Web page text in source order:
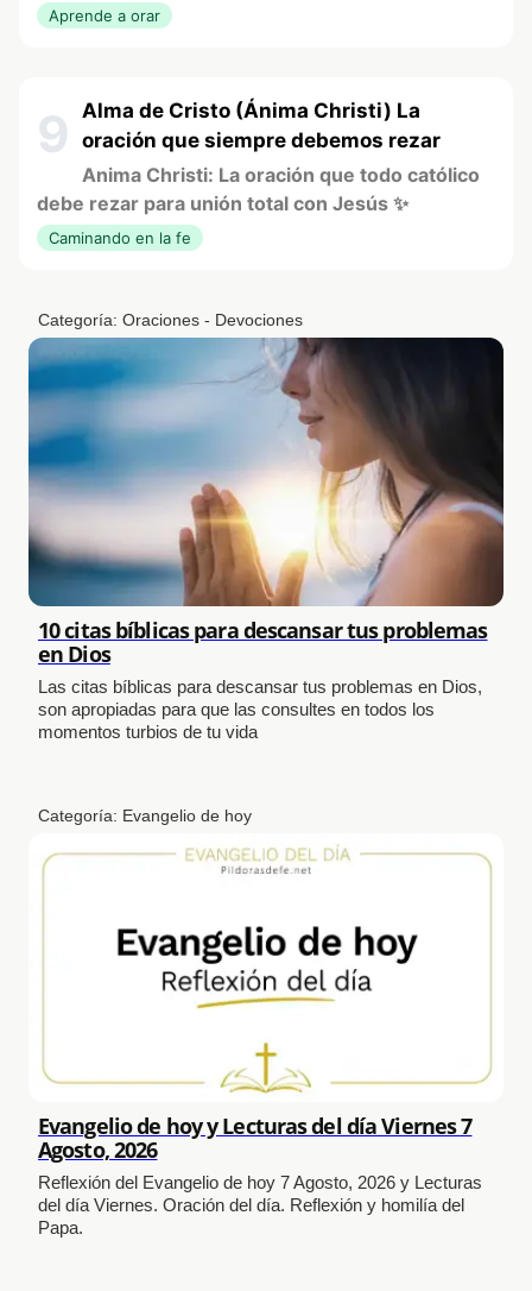
Aprende a orar
9
Alma de Cristo (Ánima Christi) La
oración que siempre debemos rezar
Anima Christi: La oración que todo católico
debe rezar para unión total con Jesús ✨
Caminando en la fe
Categoría: Oraciones - Devociones
10 citas bíblicas para descansar tus problemas
en Dios
Las citas bíblicas para descansar tus problemas en Dios,
son apropiadas para que las consultes en todos los
momentos turbios de tu vida
Categoría: Evangelio de hoy
Evangelio de hoy y Lecturas del día Viernes 7
Agosto, 2026
Reflexión del Evangelio de hoy 7 Agosto, 2026 y Lecturas
del día Viernes. Oración del día. Reflexión y homilía del
Papa.